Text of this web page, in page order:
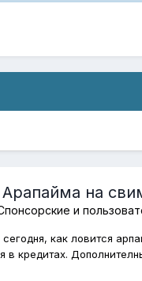
на
и
как ловится
кредитах.